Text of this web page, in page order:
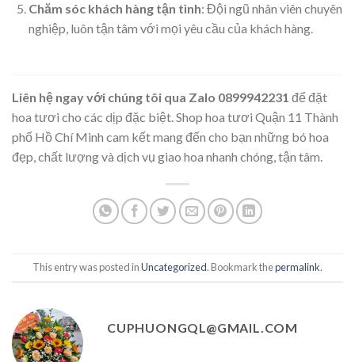
Chăm sóc khách hàng tận tình: Đội ngũ nhân viên chuyên
nghiệp, luôn tận tâm với mọi yêu cầu của khách hàng.
Liên hệ ngay với chúng tôi qua Zalo 0899942231 để đặt
hoa tươi cho các dịp đặc biệt. Shop hoa tươi Quận 11 Thành
phố Hồ Chí Minh cam kết mang đến cho bạn những bó hoa
đẹp, chất lượng và dịch vụ giao hoa nhanh chóng, tận tâm.
This entry was posted inUncategorized. Bookmark thepermalink.
CUPHUONGQL@GMAIL.COM